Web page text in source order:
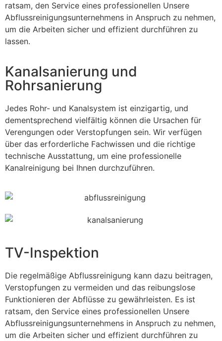
ratsam, den Service eines professionellen Unsere
Abflussreinigungsunternehmens in Anspruch zu nehmen,
um die Arbeiten sicher und effizient durchführen zu
lassen.
Kanalsanierung und
Rohrsanierung
Jedes Rohr- und Kanalsystem ist einzigartig, und
dementsprechend vielfältig können die Ursachen für
Verengungen oder Verstopfungen sein. Wir verfügen
über das erforderliche Fachwissen und die richtige
technische Ausstattung, um eine professionelle
Kanalreinigung bei Ihnen durchzuführen.
TV-Inspektion
Die regelmäßige Abflussreinigung kann dazu beitragen,
Verstopfungen zu vermeiden und das reibungslose
Funktionieren der Abflüsse zu gewährleisten. Es ist
ratsam, den Service eines professionellen Unsere
Abflussreinigungsunternehmens in Anspruch zu nehmen,
um die Arbeiten sicher und effizient durchführen zu